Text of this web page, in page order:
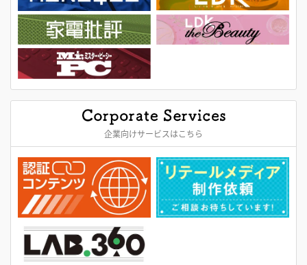
企業向けサービスはこちら